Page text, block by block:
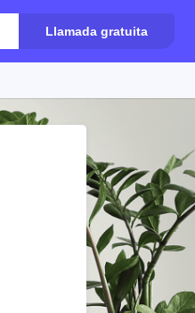
Llamada gratuita